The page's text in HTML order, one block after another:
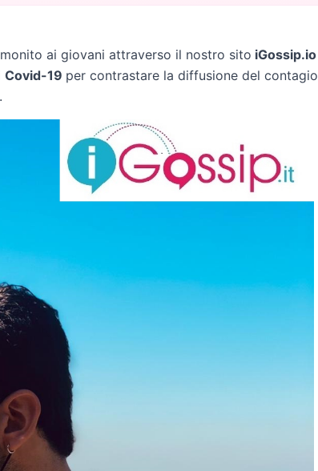
ai giovani attraverso il nostro sito iGossip.io
Covid-19 per contrastare la diffusione del contagio